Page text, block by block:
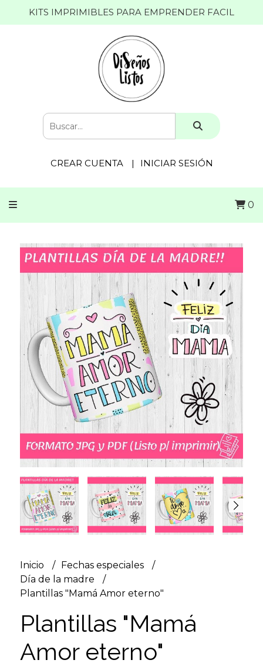
KITS IMPRIMIBLES PARA EMPRENDER FACIL
CREAR CUENTA INICIAR SESIÓN
0
Inicio
Fechas especiales
Día de la madre
Plantillas "Mamá Amor eterno"
Plantillas "Mamá
Amor eterno"